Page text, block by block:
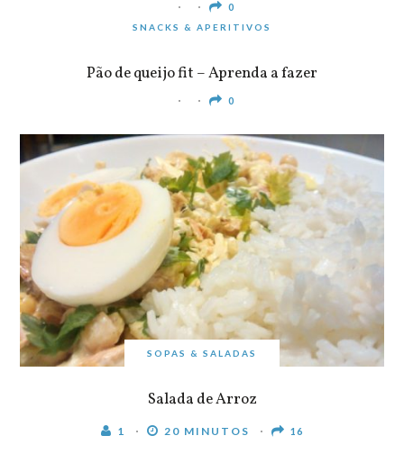
0
SNACKS & APERITIVOS
Pão de queijo fit – Aprenda a fazer
0
SOPAS & SALADAS
Salada de Arroz
1 20 MINUTOS 16